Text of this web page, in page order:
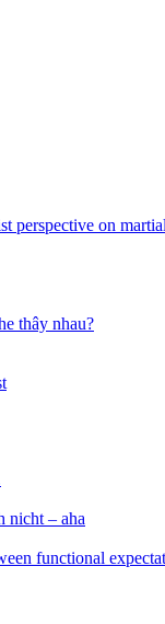
perspective on
thây nhau?
nicht – aha
functional